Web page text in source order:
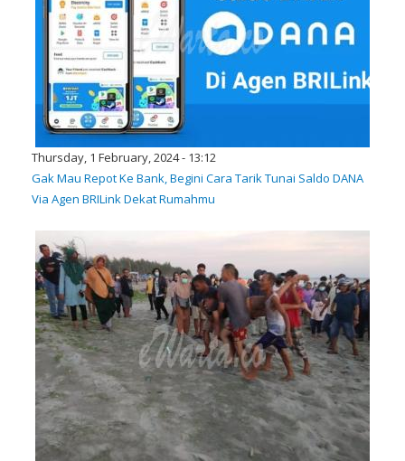
Thursday, 1 February, 2024 - 13:12
Gak Mau Repot Ke Bank, Begini Cara Tarik Tunai Saldo DANA
Via Agen BRILink Dekat Rumahmu